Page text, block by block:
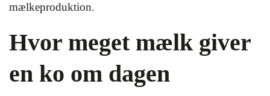
mælkeproduktion.
Hvor meget mælk giver
en ko om dagen